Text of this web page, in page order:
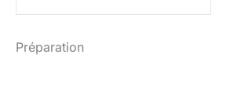
Préparation